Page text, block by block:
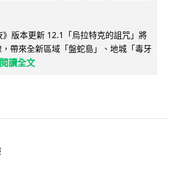
》版本更新 12.1「烏拉特克的詛咒」將
帶來全新區域「盤蛇島」、地城「毒牙
閱讀全文